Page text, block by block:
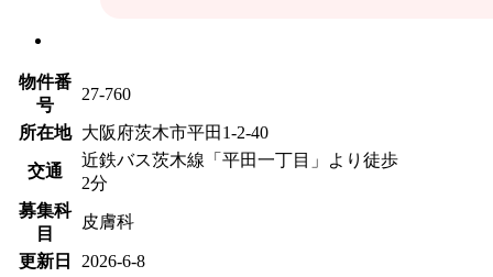
物件番
号
27-760
所在地 大阪府茨木市平田1-2-40
交通
近鉄バス茨木線「平田一丁目」より徒歩
2分
募集科
目
皮膚科
更新日 2026-6-8